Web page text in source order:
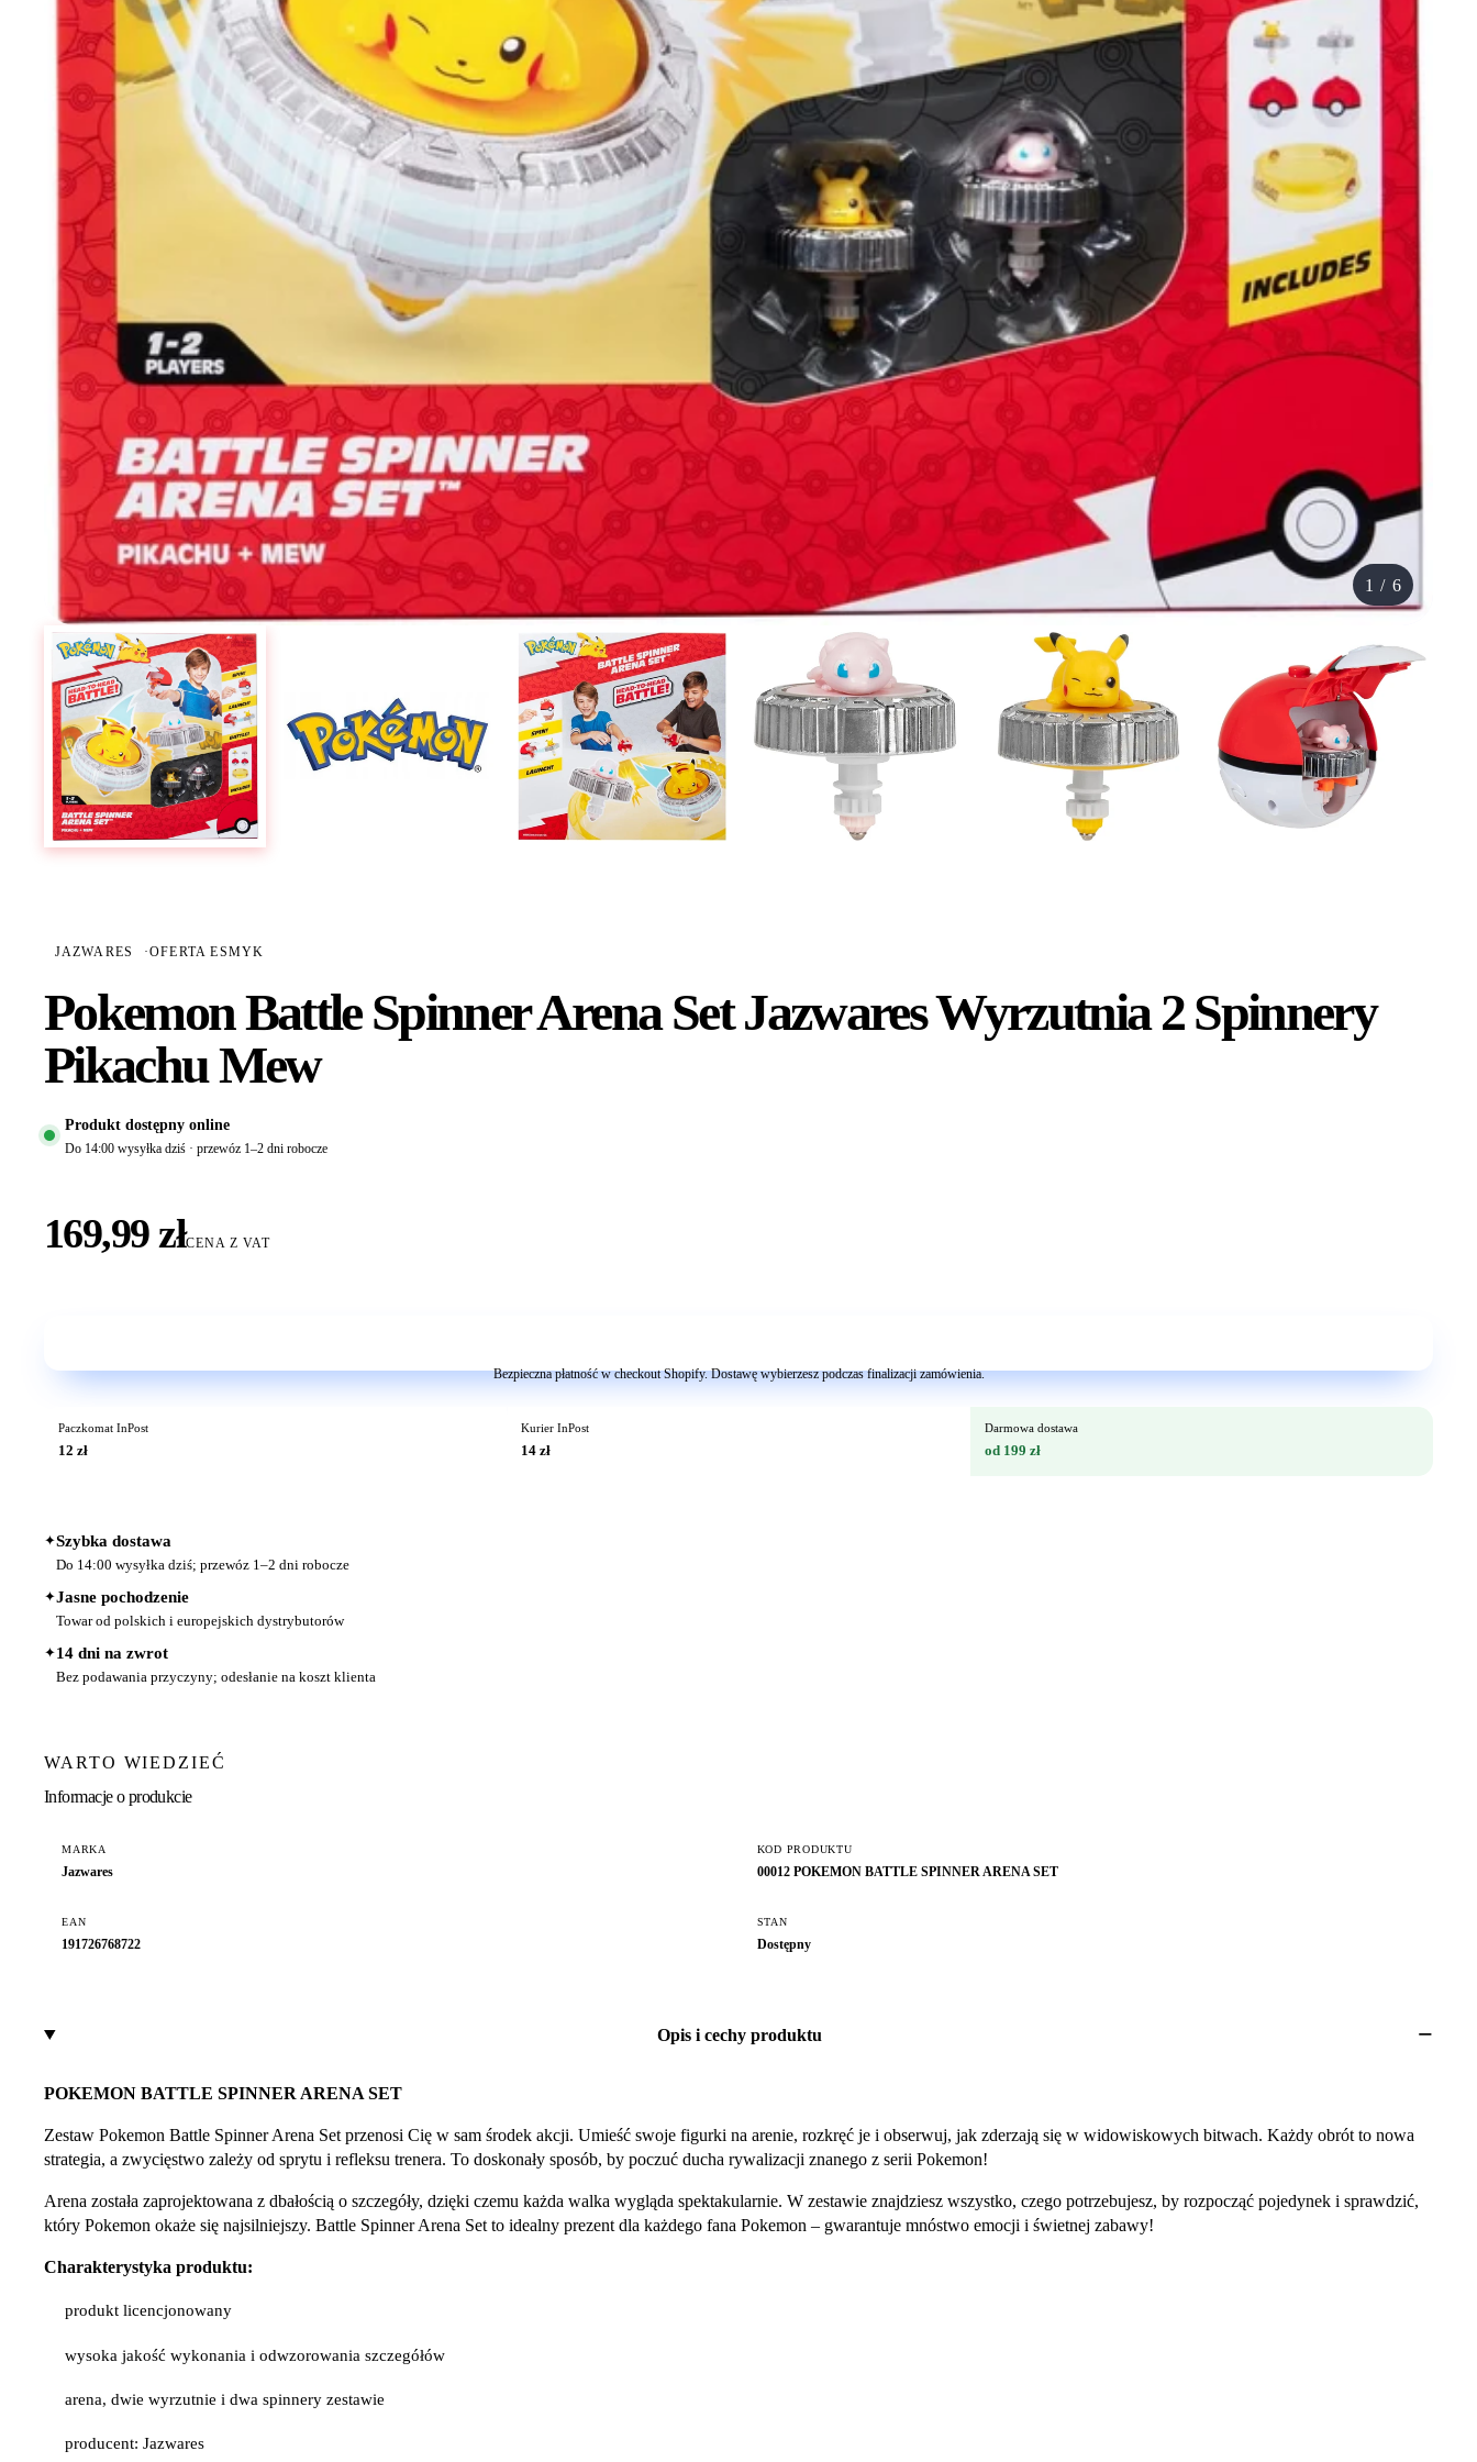
1 / 6
JAZWARES ·OFERTA ESMYK
Pokemon Battle Spinner Arena Set Jazwares Wyrzutnia 2 Spinnery
Pikachu Mew
Produkt dostępny online
Do 14:00 wysyłka dziś · przewóz 1–2 dni robocze
169,99 złCENA Z VAT
Bezpieczna płatność w checkout Shopify. Dostawę wybierzesz podczas finalizacji zamówienia.
Paczkomat InPost
12 zł
Kurier InPost
14 zł
Darmowa dostawa
od 199 zł
✦Szybka dostawa
Do 14:00 wysyłka dziś; przewóz 1–2 dni robocze
✦Jasne pochodzenie
Towar od polskich i europejskich dystrybutorów
✦14 dni na zwrot
Bez podawania przyczyny; odesłanie na koszt klienta
WARTO WIEDZIEĆ
Informacje o produkcie
MARKA
Jazwares
KOD PRODUKTU
00012 POKEMON BATTLE SPINNER ARENA SET
EAN
191726768722
STAN
Dostępny
Opis i cechy produktu
POKEMON BATTLE SPINNER ARENA SET
Zestaw Pokemon Battle Spinner Arena Set przenosi Cię w sam środek akcji. Umieść swoje figurki na arenie, rozkręć je i obserwuj, jak zderzają się w widowiskowych bitwach. Każdy obrót to nowa
strategia, a zwycięstwo zależy od sprytu i refleksu trenera. To doskonały sposób, by poczuć ducha rywalizacji znanego z serii Pokemon!
Arena została zaprojektowana z dbałością o szczegóły, dzięki czemu każda walka wygląda spektakularnie. W zestawie znajdziesz wszystko, czego potrzebujesz, by rozpocząć pojedynek i sprawdzić,
który Pokemon okaże się najsilniejszy. Battle Spinner Arena Set to idealny prezent dla każdego fana Pokemon – gwarantuje mnóstwo emocji i świetnej zabawy!
Charakterystyka produktu:
produkt licencjonowany
wysoka jakość wykonania i odwzorowania szczegółów
arena, dwie wyrzutnie i dwa spinnery zestawie
producent: Jazwares